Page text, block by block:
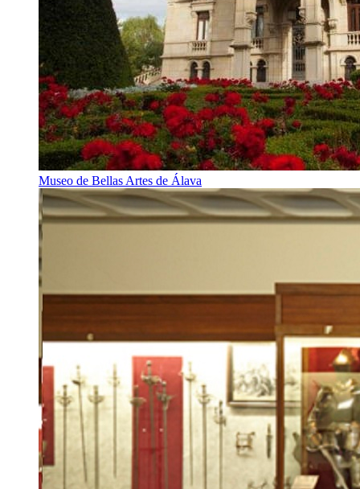
Museo de Bellas Artes de Álava